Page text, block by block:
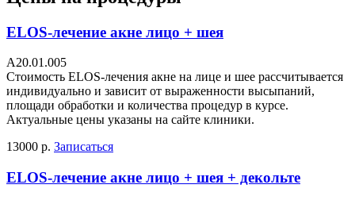
ELOS-лечение акне лицо + шея
A20.01.005
Стоимость ELOS-лечения акне на лице и шее рассчитывается
индивидуально и зависит от выраженности высыпаний,
площади обработки и количества процедур в курсе.
Актуальные цены указаны на сайте клиники.
13000 р. Записаться
ELOS-лечение акне лицо + шея + декольте